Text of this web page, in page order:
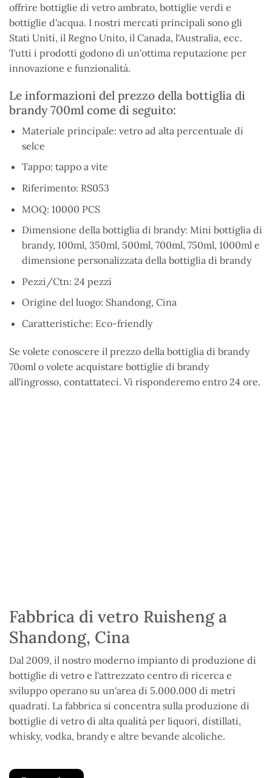
offrire bottiglie di vetro ambrato, bottiglie verdi e
bottiglie d'acqua. I nostri mercati principali sono gli
Stati Uniti, il Regno Unito, il Canada, l'Australia, ecc.
Tutti i prodotti godono di un'ottima reputazione per
innovazione e funzionalità.
Le informazioni del prezzo della bottiglia di
brandy 700ml come di seguito:
Materiale principale: vetro ad alta percentuale di
selce
Tappo: tappo a vite
Riferimento: RS053
MOQ: 10000 PCS
Dimensione della bottiglia di brandy: Mini bottiglia di
brandy, 100ml, 350ml, 500ml, 700ml, 750ml, 1000ml e
dimensione personalizzata della bottiglia di brandy
Pezzi/Ctn: 24 pezzi
Origine del luogo: Shandong, Cina
Caratteristiche: Eco-friendly
Se volete conoscere il prezzo della bottiglia di brandy
70oml o volete acquistare bottiglie di brandy
all'ingrosso, contattateci. Vi risponderemo entro 24 ore.
Fabbrica di vetro Ruisheng a
Shandong, Cina
Dal 2009, il nostro moderno impianto di produzione di
bottiglie di vetro e l'attrezzato centro di ricerca e
sviluppo operano su un'area di 5.000.000 di metri
quadrati. La fabbrica si concentra sulla produzione di
bottiglie di vetro di alta qualità per liquori, distillati,
whisky, vodka, brandy e altre bevande alcoliche.